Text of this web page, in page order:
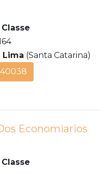
Lima (Santa Catarina)
Economiarios